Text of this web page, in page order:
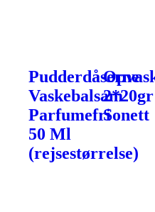
Pudderdåserne
Vaskebalsam
Parfumefri
50 Ml
(rejsestørrelse)
2*20gr
Sonett